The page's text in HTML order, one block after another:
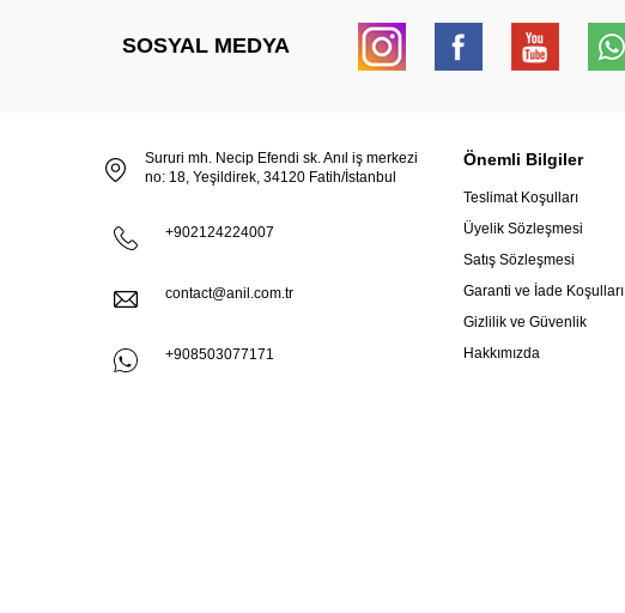
SOSYAL MEDYA
Sururi mh. Necip Efendi sk. Anıl iş merkezi
no: 18, Yeşildirek, 34120 Fatih/İstanbul
+902124224007
contact@anil.com.tr
+908503077171
Önemli Bilgiler
Teslimat Koşulları
Üyelik Sözleşmesi
Satış Sözleşmesi
Garanti ve İade Koşulları
Gizlilik ve Güvenlik
Hakkımızda